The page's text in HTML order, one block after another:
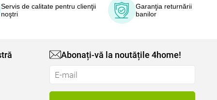
Servis de calitate pentru clienţii
noştri
Garanţia returnării
banilor
Abonați-vă la noutățile 4home!